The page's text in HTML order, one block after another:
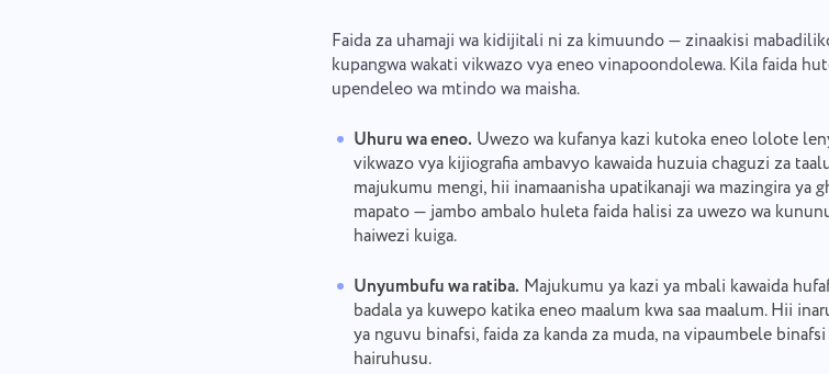
Faida za uhamaji wa kidijitali ni za kimuundo — zinaakisi
kupangwa wakati vikwazo vya eneo vinapoondolewa. Kila faida
upendeleo wa mtindo wa maisha.
Uhuru wa eneo. Uwezo wa kufanya kazi kutoka eneo lolote
vikwazo vya kijiografia ambavyo kawaida huzuia chaguzi za
majukumu mengi, hii inamaanisha upatikanaji wa mazingira ya
mapato — jambo ambalo huleta faida halisi za uwezo wa
haiwezi kuiga.
Unyumbufu wa ratiba. Majukumu ya kazi ya mbali kawaida
badala ya kuwepo katika eneo maalum kwa saa maalum. Hii
ya nguvu binafsi, faida za kanda za muda, na vipaumbele
hairuhusu.